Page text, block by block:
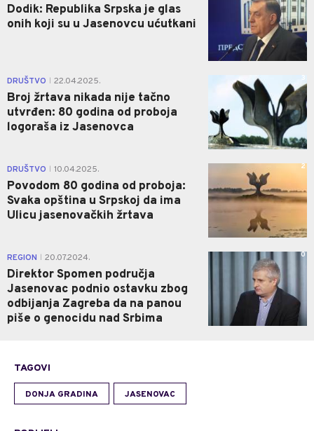
Dodik: Republika Srpska je glas
onih koji su u Јasenovcu ućutkani
DRUŠTVO 22.04.2025.
Broj žrtava nikada nije tačno
utvrđen: 80 godina od proboja
logoraša iz Jasenovca
3
DRUŠTVO 10.04.2025.
Povodom 80 godina od proboja:
Svaka opština u Srpskoj da ima
Ulicu jasenovačkih žrtava
2
REGION 20.07.2024.
Direktor Spomen područja
Jasenovac podnio ostavku zbog
odbijanja Zagreba da na panou
piše o genocidu nad Srbima
0
TAGOVI
DONJA GRADINA JASENOVAC